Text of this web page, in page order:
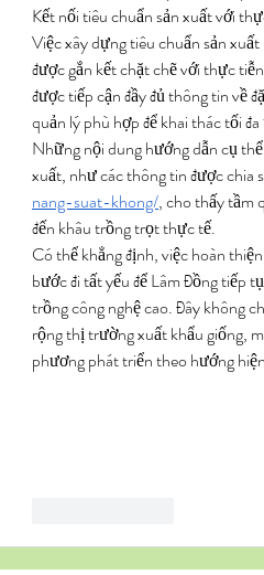
Kết nối tiêu chuẩn sản xuất với
Việc xây dựng tiêu chuẩn sản
được gắn kết chặt chẽ với thực
được tiếp cận đầy đủ thông tin về
quản lý phù hợp để khai thác tối
Những nội dung hướng dẫn cụ
xuất, như các thông tin được chia
nang-suat-khong/, cho thấy tầm
đến khâu trồng trọt thực tế.
Có thể khẳng định, việc hoàn
bước đi tất yếu để Lâm Đồng tiếp
trồng công nghệ cao. Đây không
rộng thị trường xuất khẩu giống,
phương phát triển theo hướng